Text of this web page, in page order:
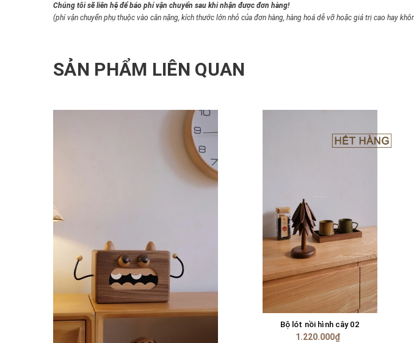
Chúng tôi sẽ liên hệ để báo phí vận chuyển sau khi nhận được đơn hàng!
(phí vận chuyển phụ thuộc vào cân nặng, kích thước lớn nhỏ của đơn hàng, hàng hoá dễ vỡ hoặc giá trị cao hay
SẢN PHẨM LIÊN QUAN
HẾT HÀNG
Bộ lót nồi hình cây 02
1.220.000₫